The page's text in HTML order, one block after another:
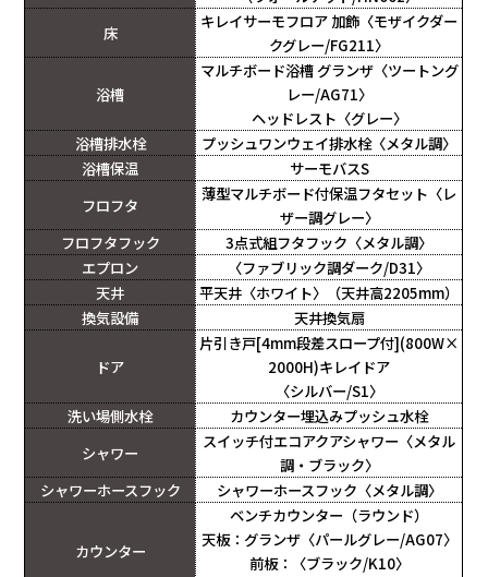
床
キレイサーモフロア 加飾〈モザイクダー
クグレー/FG211〉
浴槽
マルチボード浴槽 グランザ〈ツートング
レー/AG71〉
ヘッドレスト〈グレー〉
浴槽排水栓
プッシュワンウェイ排水栓〈メタル調〉
浴槽保温
サーモバスS
フロフタ
薄型マルチボード付保温フタセット〈レ
ザー調グレー〉
フロフタフック
3点式組フタフック〈メタル調〉
エプロン
〈ファブリック調ダーク/D31〉
天井
平天井〈ホワイト〉（天井高2205mm）
換気設備
天井換気扇
ドア
片引き戸[4mm段差スロープ付](800W×
2000H)キレイドア
〈シルバー/S1〉
洗い場側水栓
カウンター埋込みプッシュ水栓
シャワー
スイッチ付エコアクアシャワー〈メタル
調・ブラック〉
シャワーホースフック
シャワーホースフック〈メタル調〉
カウンター
ベンチカウンター（ラウンド）
天板：グランザ〈パールグレー/AG07〉
前板：〈ブラック/K10〉